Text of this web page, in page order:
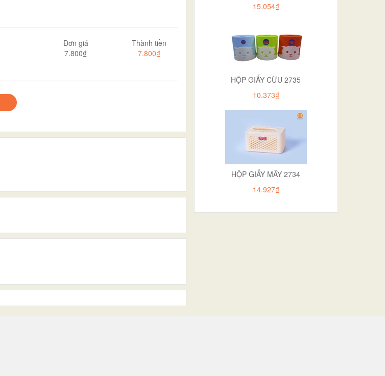
Đơn giá
7.800₫
Thành tiền
7.800₫
15.054₫
HỘP GIẤY CỪU 2735
10.373₫
HỘP GIẤY MÂY 2734
14.927₫